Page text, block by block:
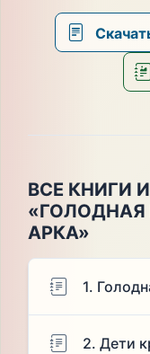
ВСЕ КНИГИ
АРКА»
1.
2. Дети